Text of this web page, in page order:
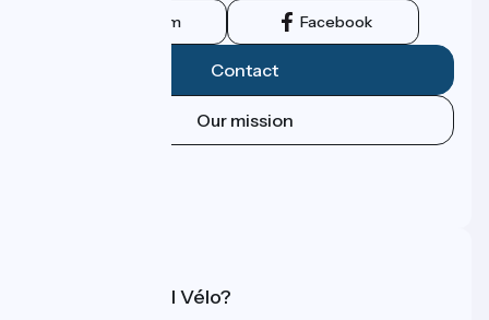
Instagram Facebook
Contact
Our mission
What is Accueil Vélo?